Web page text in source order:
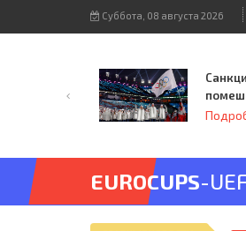
Суббота, 08 августа 2026
EUROCUPS-